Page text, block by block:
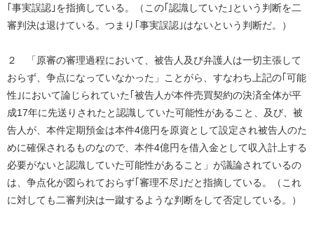
｢事実誤認｣を指摘している。（この｢認識していた｣という判断を二
審判決は退けている。つまり｢事実誤認｣はないという判断だ。）
２ 「原審の審理過程において、被告人及び弁護人は一切主張して
おらず、争点になっていなかった」ことがら、すなわち上記の｢可能
性｣において論じられていた｢被告人が本件売買契約の決済全体が平
成17年に先送りされたと認識していた可能性があること、及び、被
告人が、本件定期預金は本件4億円を原資として設定され被告人のた
めに確保されるものなので、本件4億円を借入金として収入計上する
必要がないと認識していた可能性があること」が議論されているの
は、争点化が図られておらず｢審理不尽｣だと指摘している。（これ
に対しても二審判決は一蹴するような判断をして否定している。）